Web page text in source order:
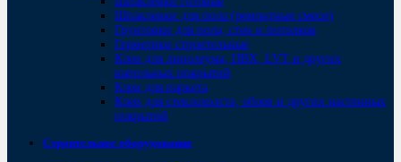
Шпаклевки для пола (ремонтные смеси)
Грунтовки для пола, стен и потолков
Герметики строительные
Клеи для линолеума, ПВХ, LVT и других
напольных покрытий
Клеи для паркета
Клеи для стеклохолста, обоев и других настенных
покрытий
Строительное оборудование